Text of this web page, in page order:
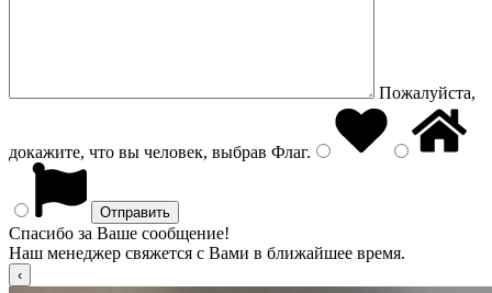
Пожалуйста,
докажите, что вы человек, выбрав Флаг.
Спасибо за Ваше сообщение!
Наш менеджер свяжется с Вами в ближайшее время.